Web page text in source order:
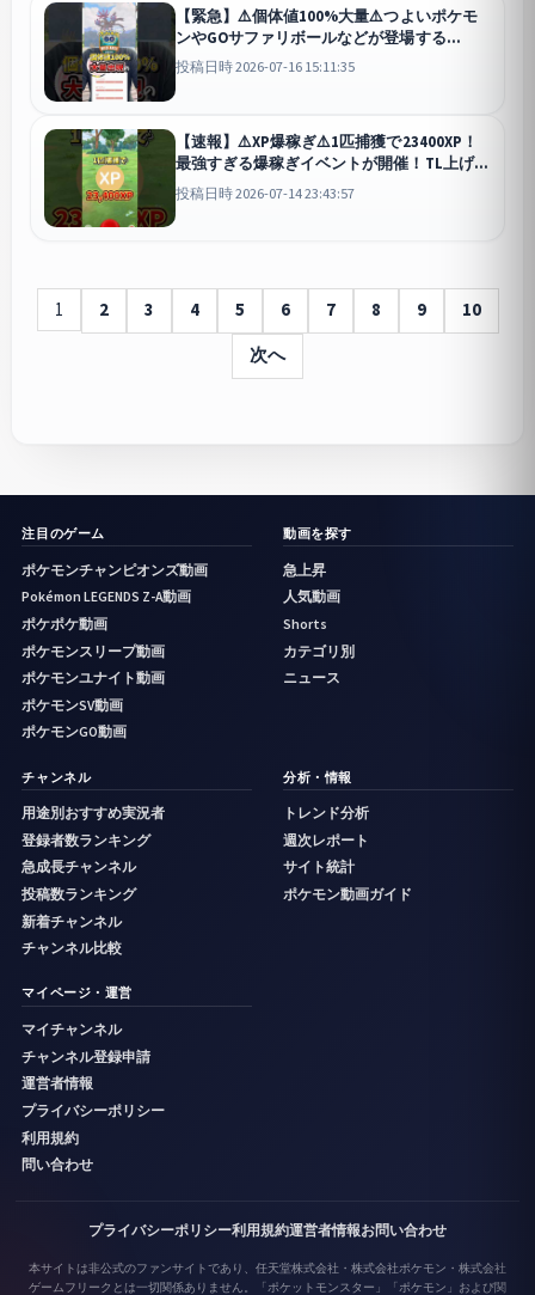
【緊急】⚠️個体値100%大量⚠️つよいポケモ
ンやGOサファリボールなどが登場する
Pokémon GOワイルドエリア2026が今年も開
催！【ポケモンGO】#ポケモンGO #島名なま
投稿日時 2026-07-16 15:11:35
【速報】⚠️XP爆稼ぎ⚠️1匹捕獲で23400XP！
最強すぎる爆稼ぎイベントが開催！TL上げた
い初心者は絶対に参加！ウルトラアンロッ
ク:10周年版が開催【ポケモンGO】#ポケモ
投稿日時 2026-07-14 23:43:57
1 2 3 4 5 6 7 8 9
10
次へ
注目のゲーム
ポケモンチャンピオンズ動画
Pokémon LEGENDS Z-A動画
ポケポケ動画
ポケモンスリープ動画
ポケモンユナイト動画
ポケモンSV動画
ポケモンGO動画
動画を探す
急上昇
人気動画
Shorts
カテゴリ別
ニュース
チャンネル
用途別おすすめ実況者
登録者数ランキング
急成長チャンネル
投稿数ランキング
新着チャンネル
チャンネル比較
分析・情報
トレンド分析
週次レポート
サイト統計
ポケモン動画ガイド
マイページ・運営
マイチャンネル
チャンネル登録申請
運営者情報
プライバシーポリシー
利用規約
問い合わせ
プライバシーポリシー利用規約運営者情報お問い合わせ
本サイトは非公式のファンサイトであり、任天堂株式会社・株式会社ポケモン・株式会社
ゲームフリークとは一切関係ありません。「ポケットモンスター」「ポケモン」および関